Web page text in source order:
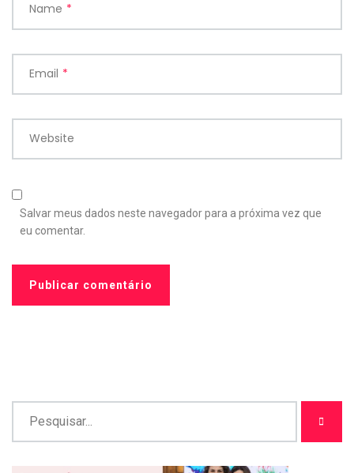
Name *
Email *
Website
Salvar meus dados neste navegador para a próxima vez que
eu comentar.